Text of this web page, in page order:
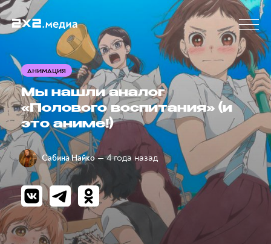
АНИМАЦИЯ
Мы нашли аналог
«Полового воспитания» (и
это аниме!)
Сабина Найко — 4 года назад